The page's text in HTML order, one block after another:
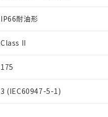
IP66耐油形
Class II
175
3 (IEC60947-5-1)